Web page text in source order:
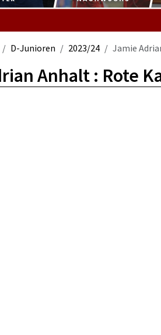
D-Junioren 2023/24 Jamie
Anhalt : Rote